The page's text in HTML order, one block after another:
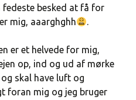
fedeste besked at få for
mig, aaarghghh
.
er et helvede for mig,
op, ind og ud af mørke
skal have luft og
foran mig og jeg bruger